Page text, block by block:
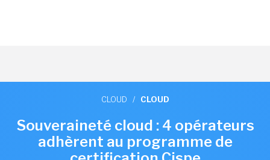
CLOUD / CLOUD
Souveraineté cloud : 4 opérateurs
adhèrent au programme de